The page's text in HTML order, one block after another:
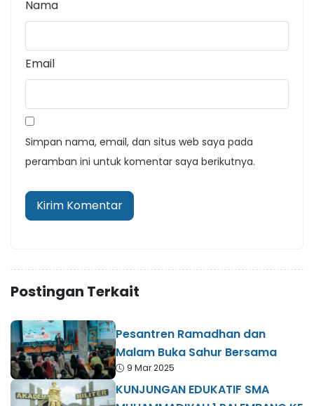
Nama
Email
Simpan nama, email, dan situs web saya pada
peramban ini untuk komentar saya berikutnya.
Postingan Terkait
Pesantren Ramadhan dan
Malam Buka Sahur Bersama
9 Mar 2025
KUNJUNGAN EDUKATIF SMA